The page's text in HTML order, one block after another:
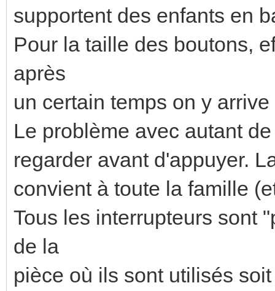
supportent des enfants en
Pour la taille des boutons,
après
un certain temps on y
Le problème avec autant
regarder avant d'appuyer.
convient à toute la famille
Tous les interrupteurs sont
de la
pièce où ils sont utilisés